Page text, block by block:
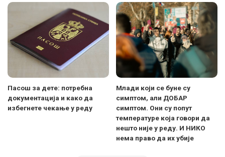
Пасош за дете: потребна
документација и како да
избегнете чекање у реду
Млади који се буне су
симптом, али ДОБАР
симптом. Они су попут
температуре која говори да
нешто није у реду. И НИКО
нема право да их убије